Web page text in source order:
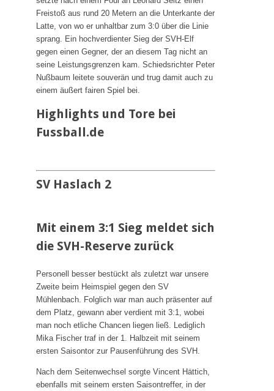
Freistoß aus rund 20 Metern an die Unterkante der
Latte, von wo er unhaltbar zum 3:0 über die Linie
sprang. Ein hochverdienter Sieg der SVH-Elf
gegen einen Gegner, der an diesem Tag nicht an
seine Leistungsgrenzen kam. Schiedsrichter Peter
Nußbaum leitete souverän und trug damit auch zu
einem äußert fairen Spiel bei.
Highlights und Tore bei
Fussball.de
SV Haslach 2
Mit einem 3:1 Sieg meldet sich
die SVH-Reserve zurück
Personell besser bestückt als zuletzt war unsere
Zweite beim Heimspiel gegen den SV
Mühlenbach. Folglich war man auch präsenter auf
dem Platz, gewann aber verdient mit 3:1, wobei
man noch etliche Chancen liegen ließ. Lediglich
Mika Fischer traf in der 1. Halbzeit mit seinem
ersten Saisontor zur Pausenführung des SVH.
Nach dem Seitenwechsel sorgte Vincent Hättich,
ebenfalls mit seinem ersten Saisontreffer, in der